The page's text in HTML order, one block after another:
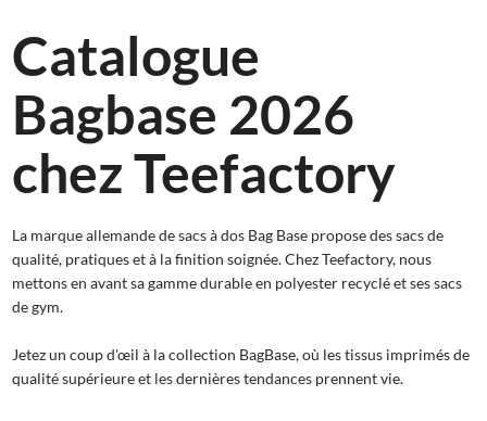
Catalogue
Bagbase 2026
chez Teefactory
La marque allemande de sacs à dos Bag Base propose des sacs de
qualité, pratiques et à la finition soignée. Chez Teefactory, nous
mettons en avant sa gamme durable en polyester recyclé et ses sacs
de gym.
Jetez un coup d'œil à la collection BagBase, où les tissus imprimés de
qualité supérieure et les dernières tendances prennent vie.